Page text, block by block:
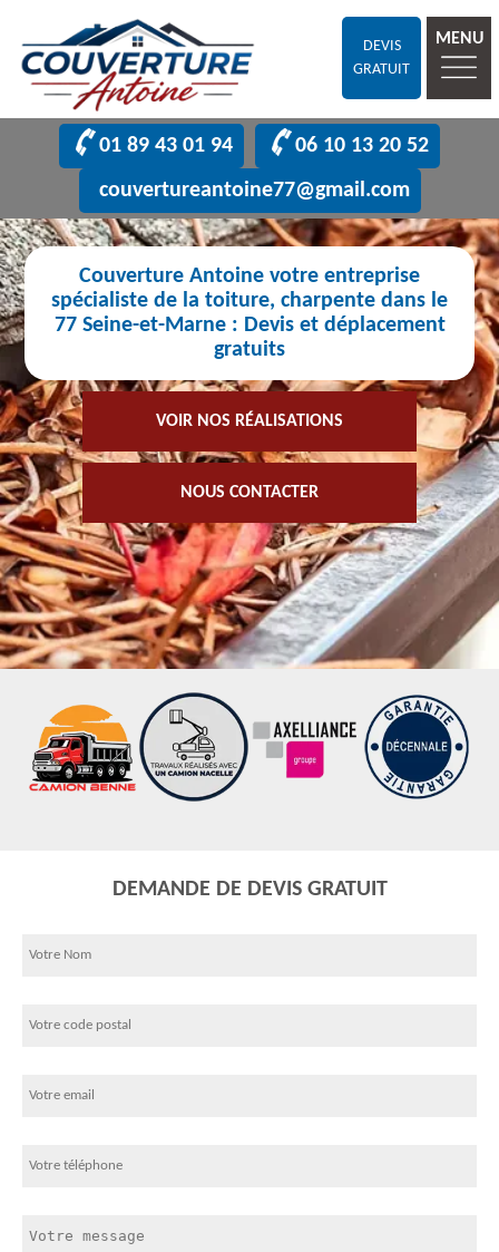
DEVIS
GRATUIT
MENU
01 89 43 01 94
06 10 13 20 52
couvertureantoine77@gmail.com
Couverture Antoine votre entreprise
spécialiste de la toiture, charpente dans le
77 Seine-et-Marne : Devis et déplacement
gratuits
VOIR NOS RÉALISATIONS
NOUS CONTACTER
DEMANDE DE DEVIS GRATUIT